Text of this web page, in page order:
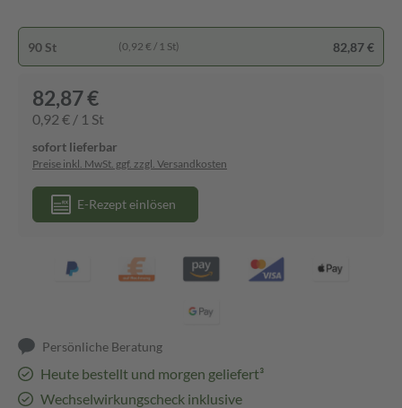
90 St (0,92 € / 1 St) 82,87 €
82,87 €
0,92 € / 1 St
sofort lieferbar
Preise inkl. MwSt. ggf. zzgl. Versandkosten
E-Rezept einlösen
Persönliche Beratung
Heute bestellt und morgen geliefert³
Wechselwirkungscheck inklusive